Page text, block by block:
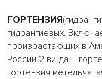
ГОРТЕНЗИЯ
гидрангиевых.
произрастающих в
России 2 ви-да –
гортензия